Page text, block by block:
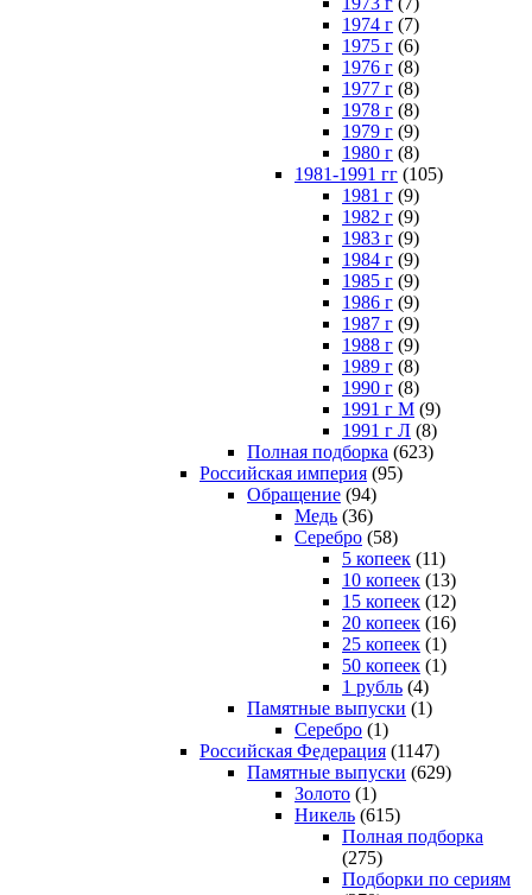
1974 г (7)
1975 г (6)
1976 г (8)
1977 г (8)
1978 г (8)
1979 г (9)
1980 г (8)
1981-1991 гг (105)
1981 г (9)
1982 г (9)
1983 г (9)
1984 г (9)
1985 г (9)
1986 г (9)
1987 г (9)
1988 г (9)
1989 г (8)
1990 г (8)
1991 г М (9)
1991 г Л (8)
Полная подборка (623)
Российская империя (95)
Обращение (94)
Медь (36)
Серебро (58)
5 копеек (11)
10 копеек (13)
15 копеек (12)
20 копеек (16)
25 копеек (1)
50 копеек (1)
1 рубль (4)
Памятные выпуски (1)
Серебро (1)
Российская Федерация (1147)
Памятные выпуски (629)
Золото (1)
Никель (615)
Полная подборка
(275)
Подборки по сериям